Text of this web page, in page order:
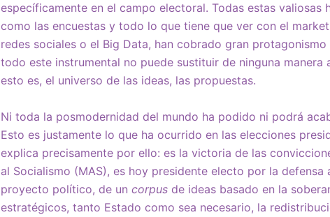
específicamente en el campo electoral. Todas estas valiosas
como las encuestas y todo lo que tiene que ver con el
redes sociales o el Big Data, han cobrado gran
todo este instrumental no puede sustituir de ninguna
esto es, el universo de las ideas, las propuestas.
Ni toda la posmodernidad del mundo ha podido ni podrá
Esto es justamente lo que ha ocurrido en las elecciones
explica precisamente por ello: es la victoria de las
al Socialismo (MAS), es hoy presidente electo por la
proyecto político, de un corpus de ideas basado en la
estratégicos, tanto Estado como sea necesario, la